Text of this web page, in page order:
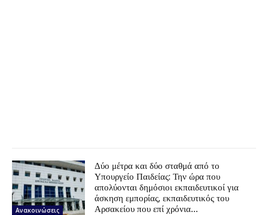
Ανακοινώσεις
Δύο μέτρα και δύο σταθμά από το
Υπουργείο Παιδείας: Την ώρα που
απολύονται δημόσιοι εκπαιδευτικοί για
άσκηση εμπορίας, εκπαιδευτικός του
Αρσακείου που επί χρόνια...